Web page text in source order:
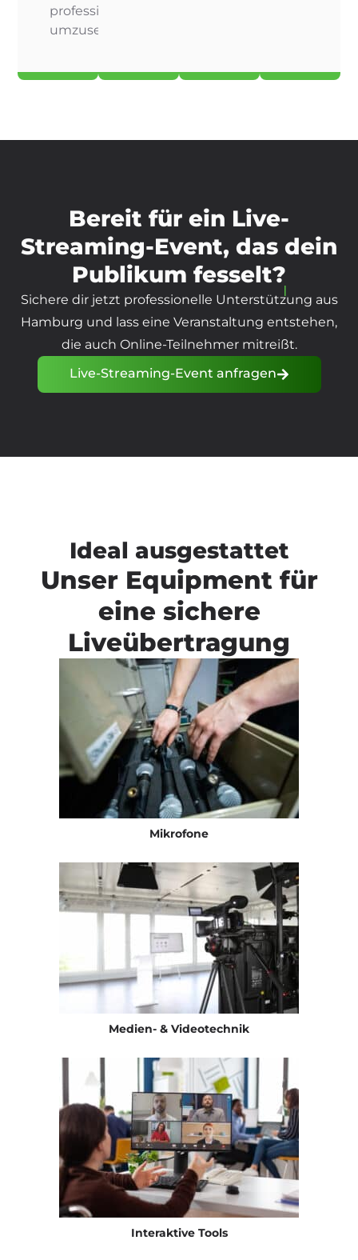
professionell
umzusetzen.
Bereit für ein Live-
Streaming-Event, das dein
Publikum fesselt?
Sichere dir jetzt professionelle Unterstützung aus
Hamburg und lass eine Veranstaltung entstehen,
die auch Online-Teilnehmer mitreißt.
Live-Streaming-Event anfragen
Ideal ausgestattet
Unser Equipment für
eine sichere
Liveübertragung
Mikrofone
Medien- & Videotechnik
Interaktive Tools